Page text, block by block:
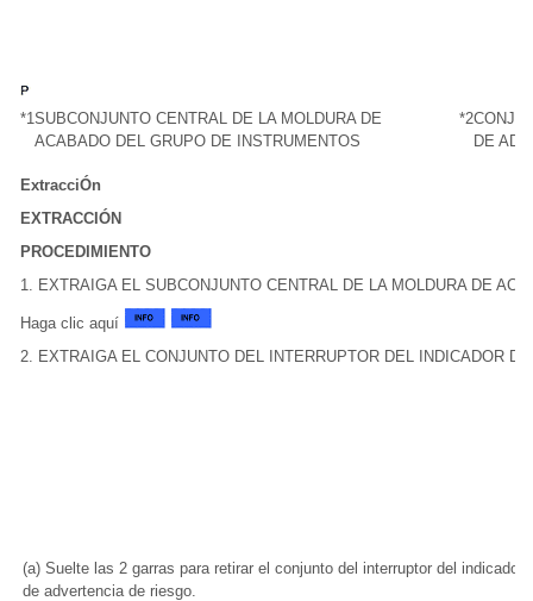
*1SUBCONJUNTO CENTRAL DE LA MOLDURA DE
ACABADO DEL GRUPO DE INSTRUMENTOS
*2
DE
ExtracciÓn
EXTRACCIÓN
PROCEDIMIENTO
1. EXTRAIGA EL SUBCONJUNTO CENTRAL DE LA MOLDURA DE
Haga clic aquí
2. EXTRAIGA EL CONJUNTO DEL INTERRUPTOR DEL INDICADOR
(a) Suelte las 2 garras para retirar el conjunto del interruptor del indicador
de advertencia de riesgo.